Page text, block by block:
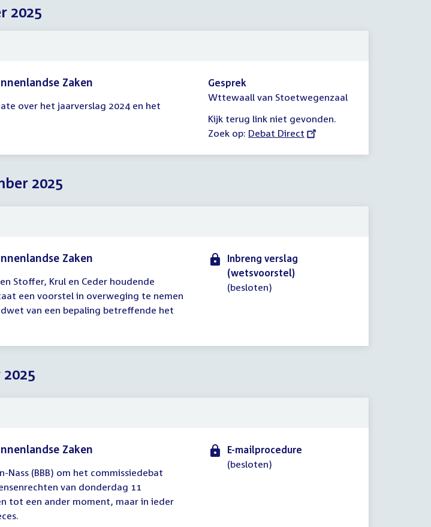
2025
Zaken
over het jaarverslag 2024 en het
Gesprek
Wttewaall van Stoetwegenzaal
Kijk terug link niet gevonden.
Zoek op: External
Debat Direct
2025
Zaken
Stoffer, Krul en Ceder houdende
een voorstel in overweging te nemen
van een bepaling betreffende het
Inbreng verslag
(wetsvoorstel)
(besloten)
Zaken
(BBB) om het commissiedebat
van donderdag 11
tot een ander moment, maar in ieder
E-mailprocedure
(besloten)